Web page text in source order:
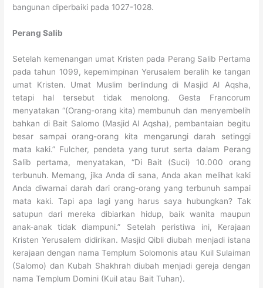
bangunan diperbaiki pada 1027-1028.
Perang Salib
Setelah kemenangan umat Kristen pada Perang Salib Pertama
pada tahun 1099, kepemimpinan Yerusalem beralih ke tangan
umat Kristen. Umat Muslim berlindung di Masjid Al Aqsha,
tetapi hal tersebut tidak menolong. Gesta Francorum
menyatakan “(Orang-orang kita) membunuh dan menyembelih
bahkan di Bait Salomo (Masjid Al Aqsha), pembantaian begitu
besar sampai orang-orang kita mengarungi darah setinggi
mata kaki.” Fulcher, pendeta yang turut serta dalam Perang
Salib pertama, menyatakan, “Di Bait (Suci) 10.000 orang
terbunuh. Memang, jika Anda di sana, Anda akan melihat kaki
Anda diwarnai darah dari orang-orang yang terbunuh sampai
mata kaki. Tapi apa lagi yang harus saya hubungkan? Tak
satupun dari mereka dibiarkan hidup, baik wanita maupun
anak-anak tidak diampuni.” Setelah peristiwa ini, Kerajaan
Kristen Yerusalem didirikan. Masjid Qibli diubah menjadi istana
kerajaan dengan nama Templum Solomonis atau Kuil Sulaiman
(Salomo) dan Kubah Shakhrah diubah menjadi gereja dengan
nama Templum Domini (Kuil atau Bait Tuhan).